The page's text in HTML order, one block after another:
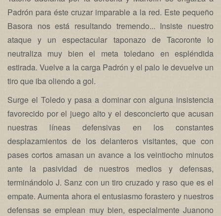
Padrón para éste cruzar imparable a la red. Este pequeño
Basora nos está resultando tremendo... Insiste nuestro
ataque y un espectacular taponazo de Tacoronte lo
neutraliza muy bien el meta toledano en espléndida
estirada. Vuelve a la carga Padrón y el palo le devuelve un
tiro que iba oliendo a gol.
Surge el Toledo y pasa a dominar con alguna insistencia
favorecido por el juego alto y el desconcierto que acusan
nuestras líneas defensivas en los constantes
desplazamientos de los delanteros visitantes, que con
pases cortos amasan un avance a los veintiocho minutos
ante la pasividad de nuestros medios y defensas,
terminándolo J. Sanz con un tiro cruzado y raso que es el
empate. Aumenta ahora el entusiasmo forastero y nuestros
defensas se emplean muy bien, especialmente Juanono